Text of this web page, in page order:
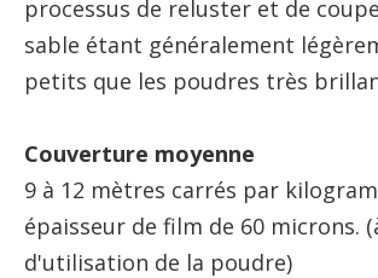
processus de reluster et de
sable étant généralement
petits que les poudres très
Couverture moyenne
9 à 12 mètres carrés par
épaisseur de film de 60 microns.
d'utilisation de la poudre)